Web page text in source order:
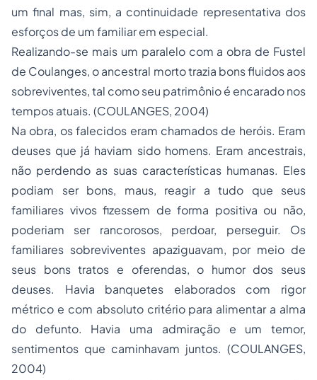
um final mas, sim, a continuidade representativa dos
esforços de um familiar em especial.
Realizando-se mais um paralelo com a obra de Fustel
de Coulanges, o ancestral morto trazia bons fluidos aos
sobreviventes, tal como seu patrimônio é encarado nos
tempos atuais. (COULANGES, 2004)
Na obra, os falecidos eram chamados de heróis. Eram
deuses que já haviam sido homens. Eram ancestrais,
não perdendo as suas características humanas. Eles
podiam ser bons, maus, reagir a tudo que seus
familiares vivos fizessem de forma positiva ou não,
poderiam ser rancorosos, perdoar, perseguir. Os
familiares sobreviventes apaziguavam, por meio de
seus bons tratos e oferendas, o humor dos seus
deuses. Havia banquetes elaborados com rigor
métrico e com absoluto critério para alimentar a alma
do defunto. Havia uma admiração e um temor,
sentimentos que caminhavam juntos. (COULANGES,
2004)